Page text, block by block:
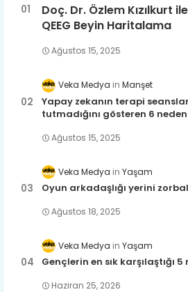
Doç. Dr. Özlem Kızılkurt
QEEG Beyin Haritalama
Ağustos 15, 2025
Veka Medya Manşet
Yapay zekanın terapi
tutmadığını gösteren 6 neden
Ağustos 15, 2025
Veka Medya Yaşam
Oyun arkadaşlığı yerini
Ağustos 18, 2025
Veka Medya Yaşam
Gençlerin en sık karşılaştığı
Haziran 25, 2026